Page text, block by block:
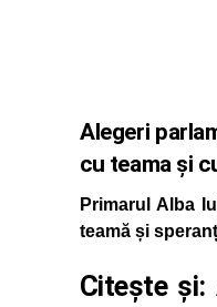
Alegeri
cu teama și
Primarul Alba
teamă și
Citește și: